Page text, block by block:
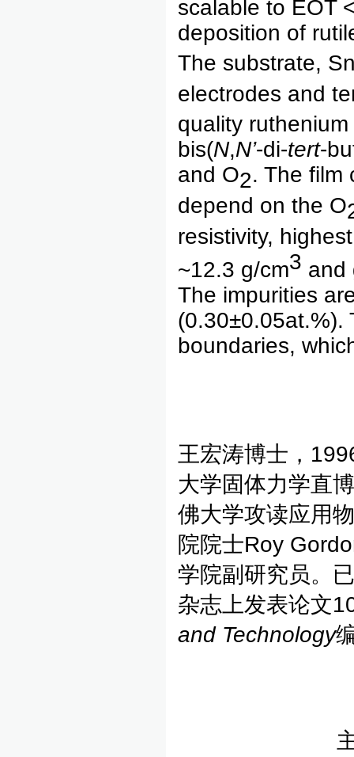
scalable to EOT
deposition of
The substrate,
electrodes and
quality
bis(N,N’-di-tert-
and O2. The film
depend on the O
resistivity,
~12.3 g/cm3 and
The impurities
(0.30±0.05at.%).
boundaries,
王宏涛博士，
大学固体力学直
佛大学攻读应用
院院士Roy
学院副研究员。
杂志上发表论文
and Technology